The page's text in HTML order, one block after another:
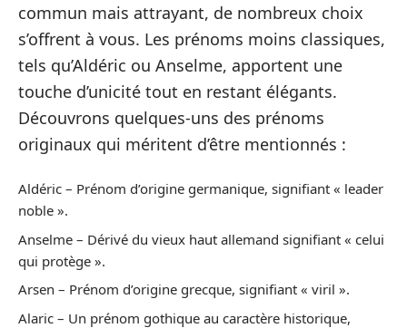
commun mais attrayant, de nombreux choix
s’offrent à vous. Les prénoms moins classiques,
tels qu’Aldéric ou Anselme, apportent une
touche d’unicité tout en restant élégants.
Découvrons quelques-uns des prénoms
originaux qui méritent d’être mentionnés :
Aldéric – Prénom d’origine germanique, signifiant « leader
noble ».
Anselme – Dérivé du vieux haut allemand signifiant « celui
qui protège ».
Arsen – Prénom d’origine grecque, signifiant « viril ».
Alaric – Un prénom gothique au caractère historique,